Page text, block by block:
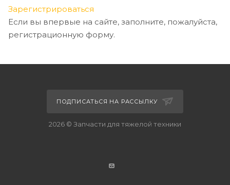
Зарегистрироваться
Если вы впервые на сайте, заполните, пожалуйста,
регистрационную форму.
ПОДПИСАТЬСЯ НА РАССЫЛКУ
2026 © Запчасти для тяжелой техники